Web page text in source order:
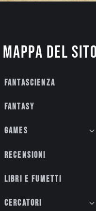
Mappa del sito
Fantascienza
Fantasy
Games
Recensioni
Libri e fumetti
Cercatori